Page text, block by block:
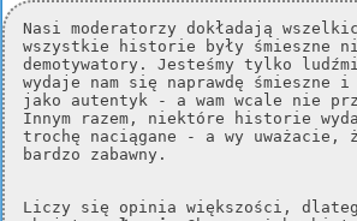
Nasi moderatorzy dokładają
wszystkie historie były śmieszne
demotywatory. Jesteśmy tylko
wydaje nam się naprawdę śmieszne
jako autentyk - a wam wcale nie
Innym razem, niektóre historie
trochę naciągane - a wy
bardzo zabawny.
Liczy się opinia większości,